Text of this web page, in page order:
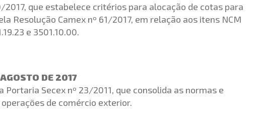
que estabelece critérios para alocação de cotas para
Resolução Camex nº 61/2017, em relação aos itens NCM
e 3501.10.00.
DE 2017
Secex nº 23/2011, que consolida as normas e
de comércio exterior.